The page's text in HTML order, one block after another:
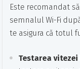
Este recomandat
semnalul Wi-Fi
te asigura că totul
Testarea